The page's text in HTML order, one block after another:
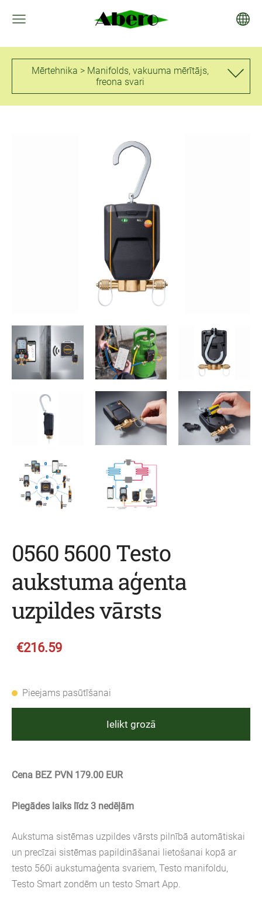
Mērtehnika > Manifolds, vakuuma mērītājs,
freona svari
0560 5600 Testo
aukstuma aģenta
uzpildes vārsts
€216.59
Pieejams pasūtīšanai
Ielikt grozā
Cena BEZ PVN 179.00 EUR
Piegādes laiks līdz 3 nedēļām
Aukstuma sistēmas uzpildes vārsts pilnībā automātiskai
un precīzai sistēmas papildināšanai lietošanai kopā ar
testo 560i aukstumaģenta svariem, Testo manifoldu,
Testo Smart zondēm un testo Smart App.